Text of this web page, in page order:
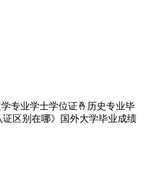
专业学士学位证🤞历史专业毕
区别在哪》国外大学毕业成绩